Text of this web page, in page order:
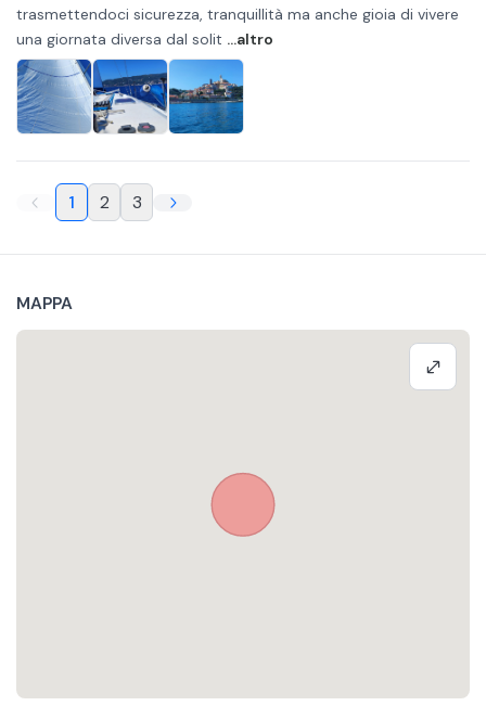
trasmettendoci sicurezza, tranquillità ma anche gioia di vivere
una giornata diversa dal solit ...altro
1 2 3
MAPPA